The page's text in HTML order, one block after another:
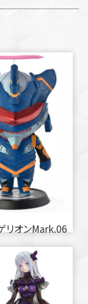
リオンMark.06